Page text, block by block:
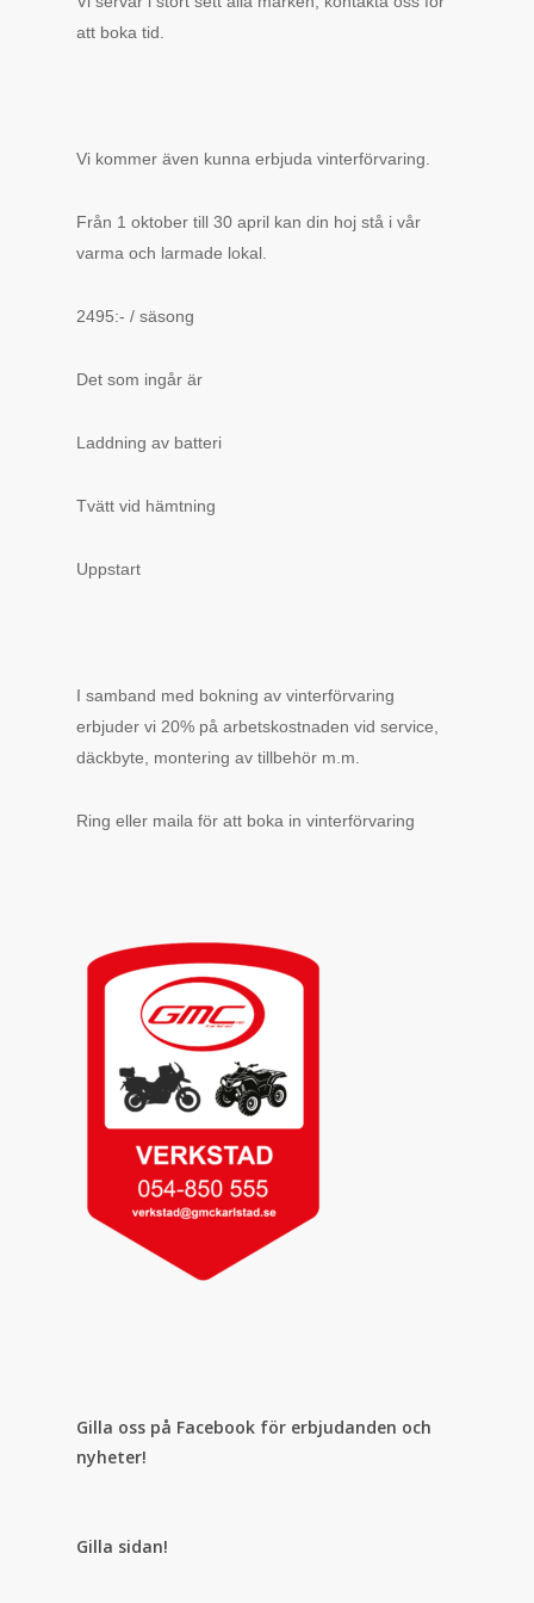
att boka tid.
Vi kommer även kunna erbjuda vinterförvaring.
Från 1 oktober till 30 april kan din hoj stå i vår
varma och larmade lokal.
2495:- / säsong
Det som ingår är
Laddning av batteri
Tvätt vid hämtning
Uppstart
I samband med bokning av vinterförvaring
erbjuder vi 20% på arbetskostnaden vid service,
däckbyte, montering av tillbehör m.m.
Ring eller maila för att boka in vinterförvaring
Gilla oss på Facebook för erbjudanden och
nyheter!
Gilla sidan!